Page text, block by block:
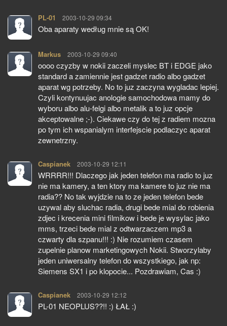
PL-01 pisze:
2003-10-29 09:34
Oba aparaty według mnie są OK!
Markus pisze:
2003-10-29 09:40
oooo czyzby w nokii zaczeli myslec BT i EDGE jako
standard a zamiennie jest gadzet radio albo gadzet
aparat wg potrzeby. No to juz zaczyna wygladac lepiej.
Czyli kontynuujac anologie samochodowa mamy do
wyboru albo alu-felgi albo metalik a to juz opcje
akceptowalne ;-). Ciekawe czy do tej z radiem mozna
po tym ich wspanialym interfejscie podlaczyc aparat
zewnetrzny.
Caspianek pisze:
2003-10-29 12:11
WRRRR!!! Dlaczego jak jeden telefon ma radio to juz
nie ma kamery, a ten ktory ma kamere to juz nie ma
radia?? No tak wyjdzie na to ze jeden telefon bede
uzywal aby sluchac radia, drugi bede mial do robienia
zdjec i krecenia mini filmikow i bede je wysylac jako
mms, trzeci bede mial z odtwarzaczem mp3 a
czwarty dla szpanu!!! :) Nie rozumiem czasem
zupelnie planow marketingowych Nokii. Stworzylaby
jeden uniwersalny telefon do wszystkiego, jak np:
Siemens SX1 i po klopocie... Pozdrawiam, Cas :)
Caspianek pisze:
2003-10-29 12:12
PL-01 NEOPLUS??!! :) ŁAŁ :)